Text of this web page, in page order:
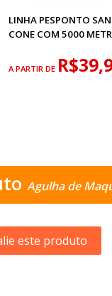
LINHA PESPONTO
CONE COM 5000
A PARTIR DE
Agulha de
este produto